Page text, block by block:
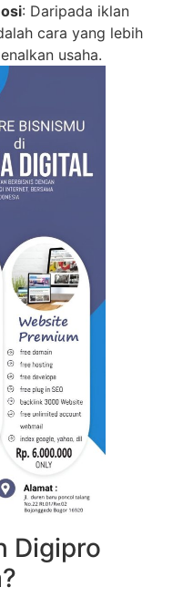
: Daripada iklan
cara yang lebih
usaha.
Digipro